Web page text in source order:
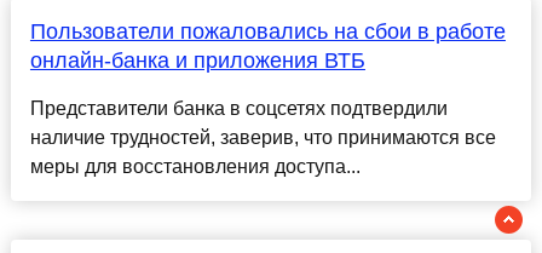
Пользователи пожаловались на сбои в работе
онлайн-банка и приложения ВТБ
Представители банка в соцсетях подтвердили
наличие трудностей, заверив, что принимаются все
меры для восстановления доступа...